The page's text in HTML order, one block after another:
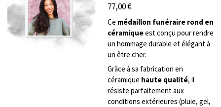
77,00 €
Ce médaillon funéraire rond en
céramiqueest conçu pour rendre
un hommage durable et élégant à
un être cher.
Grâce à sa fabrication en
céramique haute qualité, il
résiste parfaitement aux
conditions extérieures (pluie, gel,